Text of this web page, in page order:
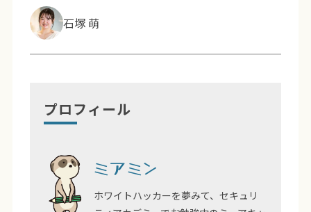
石塚 萌
プロフィール
ミアミン
ホワイトハッカーを夢みて、セキュリ